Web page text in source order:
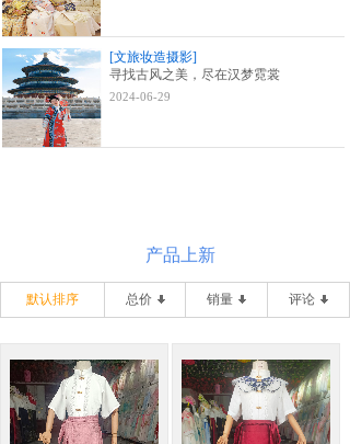
[文旅妆造摄影]
寻找古风之美，尽在汉梦霓裳
2024-06-29
产品上新
默认排序 总价 销量 评论